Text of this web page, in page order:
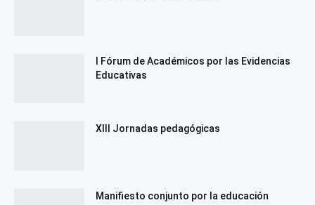
I Fórum de Académicos por las Evidencias
Educativas
XIII Jornadas pedagógicas
Manifiesto conjunto por la educación